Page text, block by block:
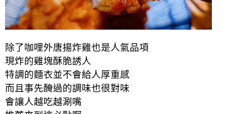
除了咖哩外唐揚炸雞也是人氣品項
現炸的雞塊酥脆誘人
特調的麵衣並不會給人厚重感
而且事先醃過的調味也很對味
會讓人越吃越涮嘴